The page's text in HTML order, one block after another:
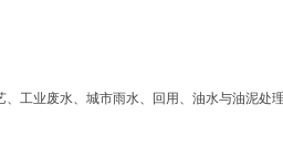
工业废水、城市雨水、回用、油水与油泥处理